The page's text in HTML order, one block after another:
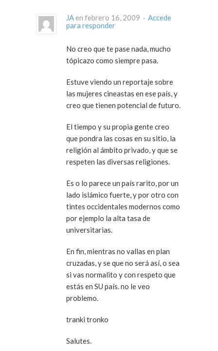
JA en febrero 16, 2009 · Accede
para responder
No creo que te pase nada, mucho
tópicazo como siempre pasa.
Estuve viendo un reportaje sobre
las mujeres cineastas en ese país, y
creo que tienen potencial de futuro.
El tiempo y su propia gente creo
que pondra las cosas en su sitio, la
religión al ámbito privado, y que se
respeten las diversas religiones.
Es o lo parece un país rarito, por un
lado islámico fuerte, y por otro con
tintes occidentales modernos como
por ejemplo la alta tasa de
universitarias.
En fin, mientras no vallas en plan
cruzadas, y se que no será así, o sea
si vas normalito y con respeto que
estás en SU país. no le veo
problemo.
tranki tronko
Salutes.